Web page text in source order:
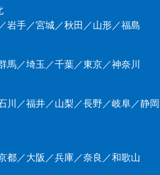
／岩手／宮城／秋田 ／山形／福島
馬／埼玉 ／千葉 ／東京／神奈川
川 ／福井／山梨 ／長野 ／岐阜／静岡
都／大阪 ／兵庫 ／奈良 ／和歌山